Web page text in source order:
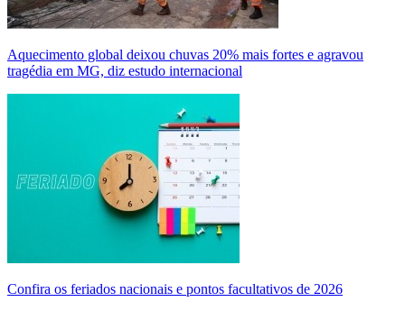
Aquecimento global deixou chuvas 20% mais fortes e agravou
tragédia em MG, diz estudo internacional
Confira os feriados nacionais e pontos facultativos de 2026